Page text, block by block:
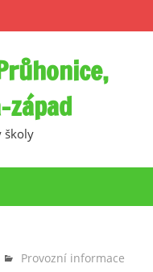
školy
Provozní informace